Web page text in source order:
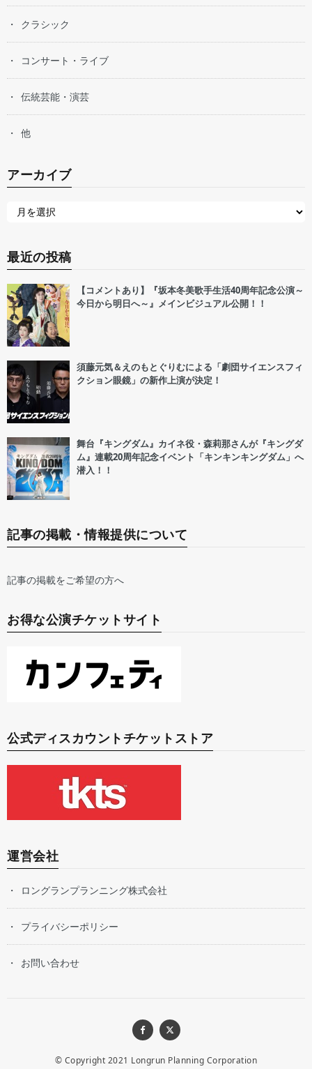
クラシック
コンサート・ライブ
伝統芸能・演芸
他
アーカイブ
最近の投稿
【コメントあり】『坂本冬美歌手生活40周年記念公演～
今日から明日へ～』メインビジュアル公開！！
須藤元気＆えのもとぐりむによる「劇団サイエンスフィ
クション眼鏡」の新作上演が決定！
舞台『キングダム』カイネ役・森莉那さんが『キングダ
ム』連載20周年記念イベント「キンキンキングダム」へ
潜入！！
記事の掲載・情報提供について
記事の掲載をご希望の方へ
お得な公演チケットサイト
公式ディスカウントチケットストア
運営会社
ロングランプランニング株式会社
プライバシーポリシー
お問い合わせ
© Copyright 2021 Longrun Planning Corporation